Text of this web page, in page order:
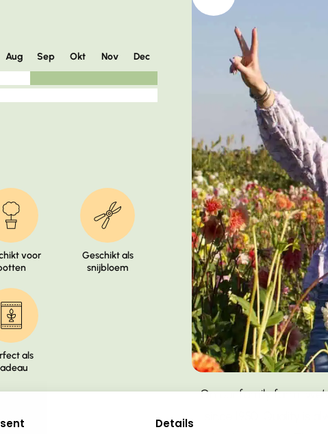
Details
Aug Sep Okt Nov Dec
voor
Geschikt als
snijbloem
als
On our family farm,